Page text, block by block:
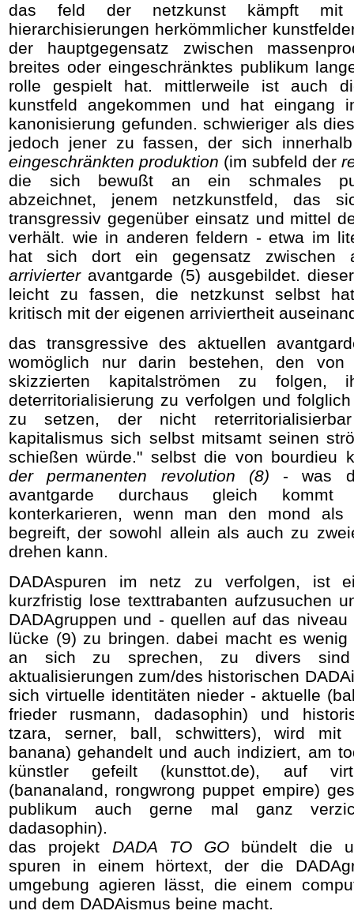
das feld der netzkunst kämpft mit
hierarchisierungen herkömmlicher
der hauptgegensatz zwischen
breites oder eingeschränktes publikum
rolle gespielt hat. mittlerweile ist auch
kunstfeld angekommen und hat eingang
kanonisierung gefunden. schwieriger als
jedoch jener zu fassen, der sich
eingeschränkten produktion (im subfeld der
die sich bewußt an ein schmales
abzeichnet, jenem netzkunstfeld, das
transgressiv gegenüber einsatz und mittel
verhält. wie in anderen feldern - etwa im
hat sich dort ein gegensatz zwischen
arrivierteravantgarde (5) ausgebildet.
leicht zu fassen, die netzkunst selbst
kritisch mit der eigenen arriviertheit
das transgressive des aktuellen
womöglich nur darin bestehen, den von
skizzierten kapitalströmen zu folgen,
deterritorialisierung zu verfolgen und
zu setzen, der nicht
kapitalismus sich selbst mitsamt seinen
schießen würde." selbst die von bourdieu
der permanenten revolution (8) - was
avantgarde durchaus gleich
konterkarieren, wenn man den mond als
begreift, der sowohl allein als auch zu
drehen kann.
DADAspuren im netz zu verfolgen, ist
kurzfristig lose texttrabanten aufzusuchen
DADAgruppen und - quellen auf das niveau
lücke (9) zu bringen. dabei macht es wenig
an sich zu sprechen, zu divers sind
aktualisierungen zum/des historischen
sich virtuelle identitäten nieder - aktuelle
frieder rusmann, dadasophin) und
tzara, serner, ball, schwitters), wird mit
banana) gehandelt und auch indiziert, am
künstler gefeilt (kunsttot.de), auf
(bananaland, rongwrong puppet empire)
publikum auch gerne mal ganz
dadasophin).
das projekt DADA TO GO bündelt die
spuren in einem hörtext, der die
umgebung agieren lässt, die einem
und dem DADAismus beine macht.